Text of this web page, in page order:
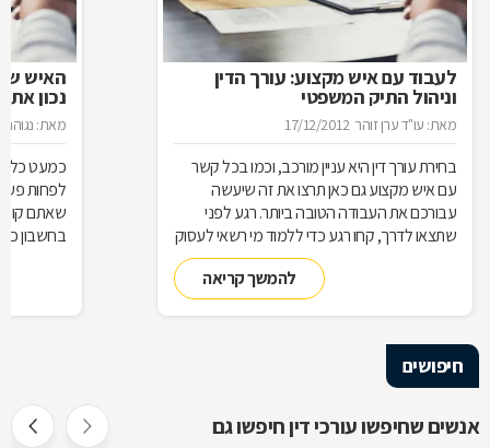
לעבוד עם איש מקצוע: עורך הדין
וניהול התיק המשפטי
מאת: עו"ד ערן זוהר 17/12/2012
בחירת עורך דין היא עניין מורכב, וכמו בכל קשר
עם איש מקצוע גם כאן תרצו את זה שיעשה
עבורכם את העבודה הטובה ביותר. רגע לפני
שתצאו לדרך, קחו רגע כדי ללמוד מי רשאי לעסוק
בעריכת דין ומה הידע הבסיסי הנדרש כדי לטפל
להמשך קריאה
האיש
נכון את
מאת: נגוהה
כמעט כל
לפחות
שאתם
בחשבון
חיפושים
אנשים שחיפשו עורכי דין חיפשו גם